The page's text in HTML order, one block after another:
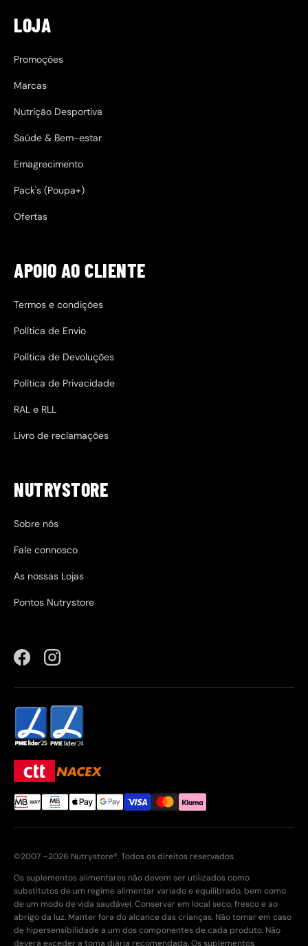
LOJA
Promoções
Marcas
Nutrição Desportiva
Saúde & Bem-estar
Emagrecimento
Pack's (Poupa+)
Ofertas
APOIO AO CLIENTE
Termos e condições
Política de Envio
Política de Devoluções
Política de Privacidade
RAL e RLL
Livro de reclamações
NUTRYSTORE
Sobre nós
Fale connosco
As nossas Lojas
Pontos Nutrystore
FacebookInstagram
©2007 –2026 Nutrystore®. Todos os direitos reservados.
Os suplementos alimentares não devem ser utilizados como
substitutos de um regime alimentar variado e equilibrado, bem como
de um modo de vida saudável. Conservar em local seco, fresco e ao
abrigo da luz. Manter fora do alcance das crianças. Não tomar em caso
de hipersensibilidade a um dos componentes de cada produto. Não
deverá exceder a toma diária recomendada. Os suplementos